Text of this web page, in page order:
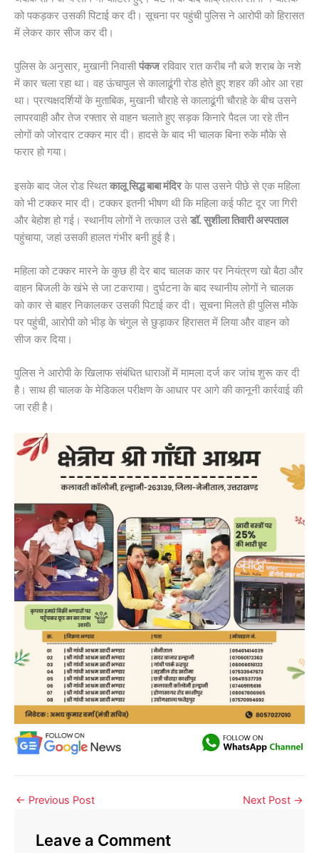
को पकड़कर उसकी पिटाई कर दी। सूचना पर पहुंची पुलिस ने आरोपी को हिरासत
में लेकर कार सीज कर दी।
पुलिस के अनुसार, मुखानी निवासीपंकजरविवार रात करीब नौ बजे शराब के नशे
में कार चला रहा था। वह ऊंचापुल से कालाढूंगी रोड होते हुए शहर की ओर आ रहा
था। प्रत्यक्षदर्शियों के मुताबिक, मुखानी चौराहे से कालाढूंगी चौराहे के बीच उसने
लापरवाही और तेज रफ्तार से वाहन चलाते हुए सड़क किनारे पैदल जा रहे तीन
लोगों को जोरदार टक्कर मार दी। हादसे के बाद भी चालक बिना रुके मौके से
फरार हो गया।
इसके बाद जेल रोड स्थितकालू सिद्ध बाबा मंदिरके पास उसने पीछे से एक महिला
को भी टक्कर मार दी। टक्कर इतनी भीषण थी कि महिला कई फीट दूर जा गिरी
और बेहोश हो गई। स्थानीय लोगों ने तत्काल उसे डॉ. सुशीला तिवारी अस्पताल
पहुंचाया, जहां उसकी हालत गंभीर बनी हुई है।
महिला को टक्कर मारने के कुछ ही देर बाद चालक कार पर नियंत्रण खो बैठा और
वाहन बिजली के खंभे से जा टकराया। दुर्घटना के बाद स्थानीय लोगों ने चालक
को कार से बाहर निकालकर उसकी पिटाई कर दी। सूचना मिलते ही पुलिस मौके
पर पहुंची, आरोपी को भीड़ के चंगुल से छुड़ाकर हिरासत में लिया और वाहन को
सीज कर दिया।
पुलिस ने आरोपी के खिलाफ संबंधित धाराओं में मामला दर्ज कर जांच शुरू कर दी
है। साथ ही चालक के मेडिकल परीक्षण के आधार पर आगे की कानूनी कार्रवाई की
जा रही है।
← Previous Post Next Post →
Leave a Comment